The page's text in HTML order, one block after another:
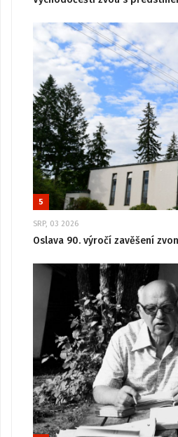
5
SRP, 03 2026
Oslava 90. výročí zavěšení